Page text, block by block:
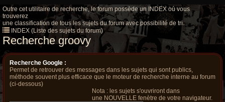
Outre cet utilitaire de recherche, le forum possède un INDEX où vous
trouverez
une classification de tous les sujets du forum avec possibilité de tri.
INDEX (Liste des sujets du forum)
Recherche groovy
Recherche Google :
Permet de retrouver des messages dans les sujets qui sont publics,
méthode souvent plus efficace que le moteur de recherche interne au forum
(ci-dessous)
Nota : les sujets s'ouvriront dans
une NOUVELLE fenètre de votre navigateur.